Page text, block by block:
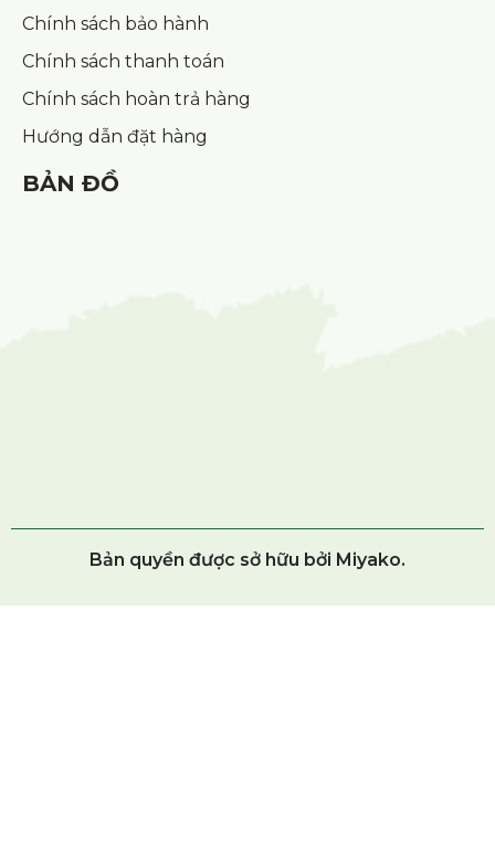
Chính sách bảo hành
Chính sách thanh toán
Chính sách hoàn trả hàng
Hướng dẫn đặt hàng
BẢN ĐỒ
Bản quyền được sở hữu bởi Miyako.